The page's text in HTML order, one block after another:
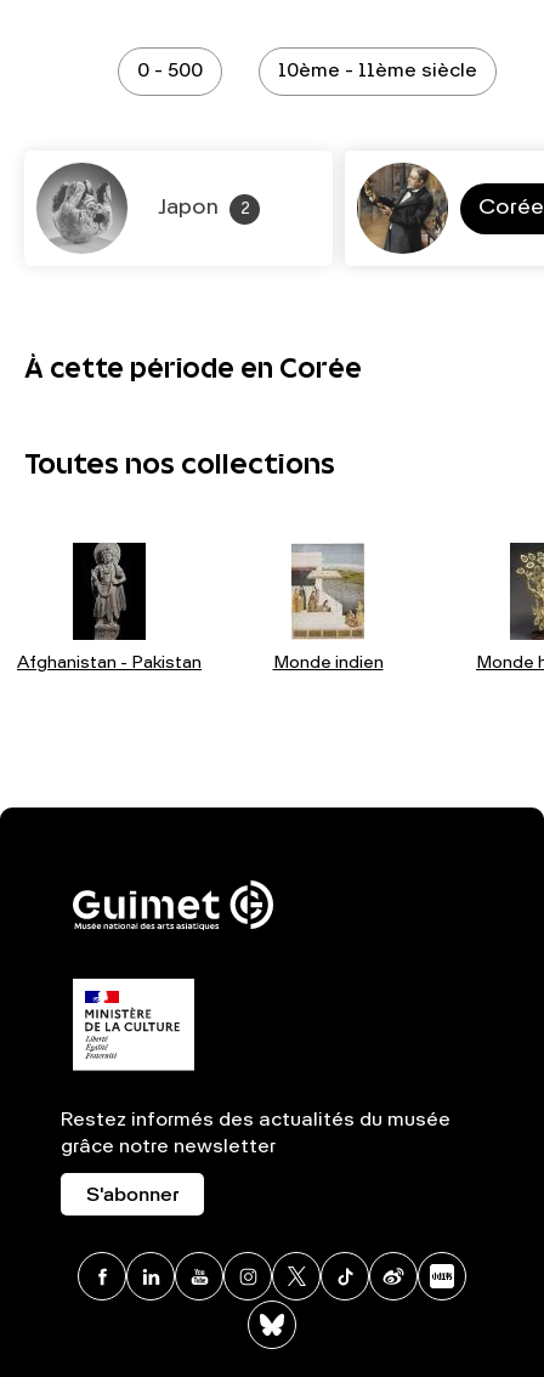
0 - 500 10ème - 11ème siècle
Japon 2
À cette période en Corée
Toutes nos collections
Afghanistan - Pakistan Monde indien Monde
Restez informés des actualités du musée
grâce notre newsletter
S'abonner
Facebook
LinkedinYoutubeInstagram
X TikTokWeibo